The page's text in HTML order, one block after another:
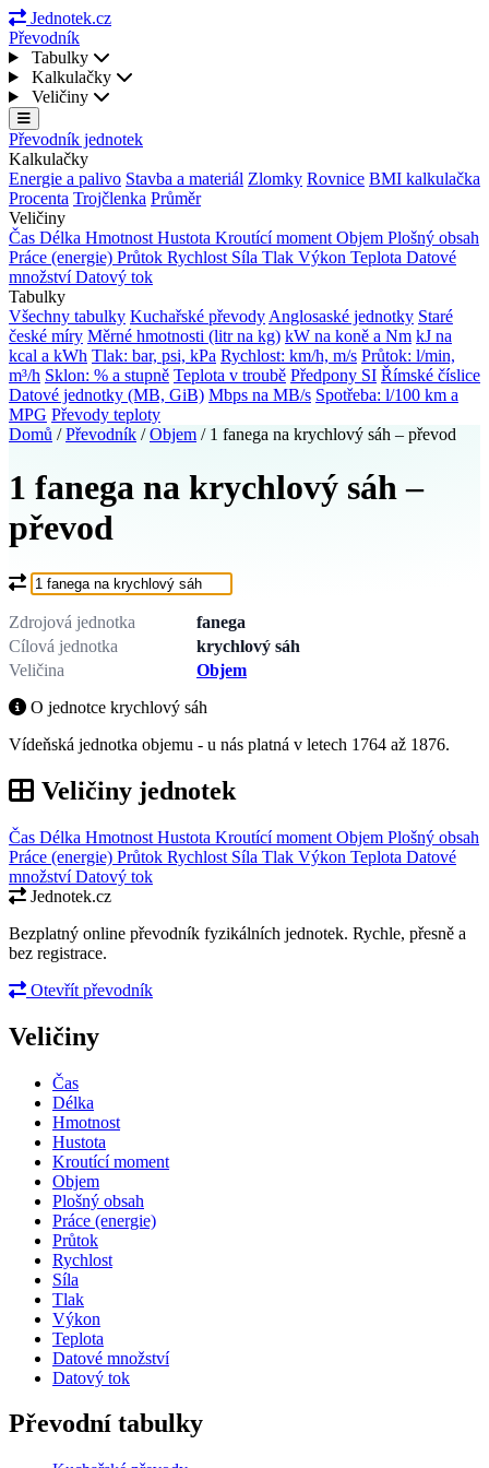
Jednotek.cz
Převodník
Tabulky
Kalkulačky
Veličiny
Převodník jednotek
Kalkulačky
Energie a palivo Stavba a materiál Zlomky Rovnice BMI kalkulačka
Procenta Trojčlenka Průměr
Veličiny
Čas Délka Hmotnost Hustota Kroutící moment Objem Plošný obsah
Práce (energie) Průtok Rychlost Síla Tlak Výkon Teplota Datové
množstvíDatový tok
Tabulky
Všechny tabulky Kuchařské převody Anglosaské jednotky Staré
české míry Měrné hmotnosti (litr na kg) kW na koně a Nm kJ na
kcal a kWh Tlak: bar, psi, kPa Rychlost: km/h, m/s Průtok: l/min,
m³/h Sklon: % a stupně Teplota v troubě Předpony SI Římské číslice
Datové jednotky (MB, GiB) Mbps na MB/s Spotřeba: l/100 km a
MPG Převody teploty
Domů / Převodník / Objem / 1 fanega na krychlový sáh – převod
1 fanega na krychlový sáh –
převod
Co chcete převést?
Zdrojová jednotka
fanega
Cílová jednotka
krychlový sáh
Veličina
Objem
O jednotce krychlový sáh
Vídeňská jednotka objemu - u nás platná v letech 1764 až 1876.
Veličiny jednotek
Čas Délka Hmotnost Hustota Kroutící moment Objem Plošný obsah
Práce (energie) Průtok Rychlost Síla Tlak Výkon Teplota Datové
množstvíDatový tok
Jednotek.cz
Bezplatný online převodník fyzikálních jednotek. Rychle, přesně a
bez registrace.
Otevřít převodník
Veličiny
Čas
Délka
Hmotnost
Hustota
Kroutící moment
Objem
Plošný obsah
Práce (energie)
Průtok
Rychlost
Síla
Tlak
Výkon
Teplota
Datové množství
Datový tok
Převodní tabulky